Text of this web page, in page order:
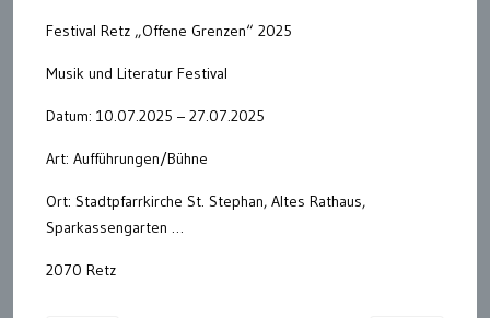
Festival Retz „Offene Grenzen“ 2025
Musik und Literatur Festival
Datum: 10.07.2025 – 27.07.2025
Art: Aufführungen/Bühne
Ort: Stadtpfarrkirche St. Stephan, Altes Rathaus,
Sparkassengarten …
2070 Retz